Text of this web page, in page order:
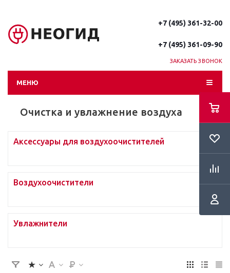
+7 (495) 361-32-00
+7 (495) 361-09-90
ЗАКАЗАТЬ ЗВОНОК
МЕНЮ
Очистка и увлажнение воздуха
Аксессуары для воздухоочистителей
Воздухоочистители
Увлажнители